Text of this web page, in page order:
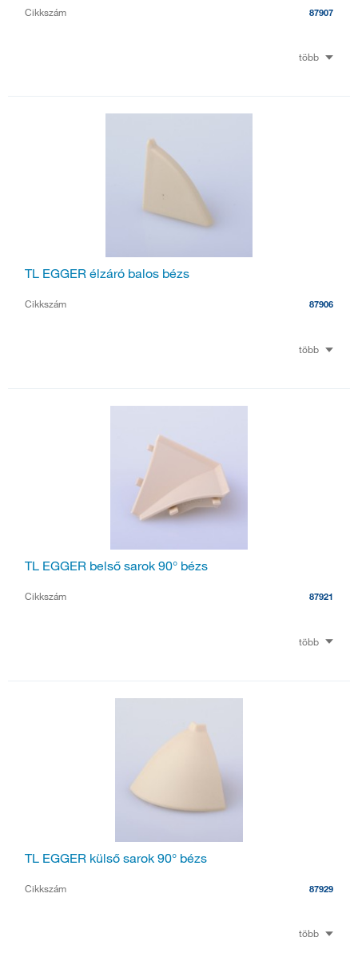
Cikkszám 87907
több
TL EGGER élzáró balos bézs
Cikkszám 87906
több
TL EGGER belső sarok 90° bézs
Cikkszám 87921
több
TL EGGER külső sarok 90° bézs
Cikkszám 87929
több